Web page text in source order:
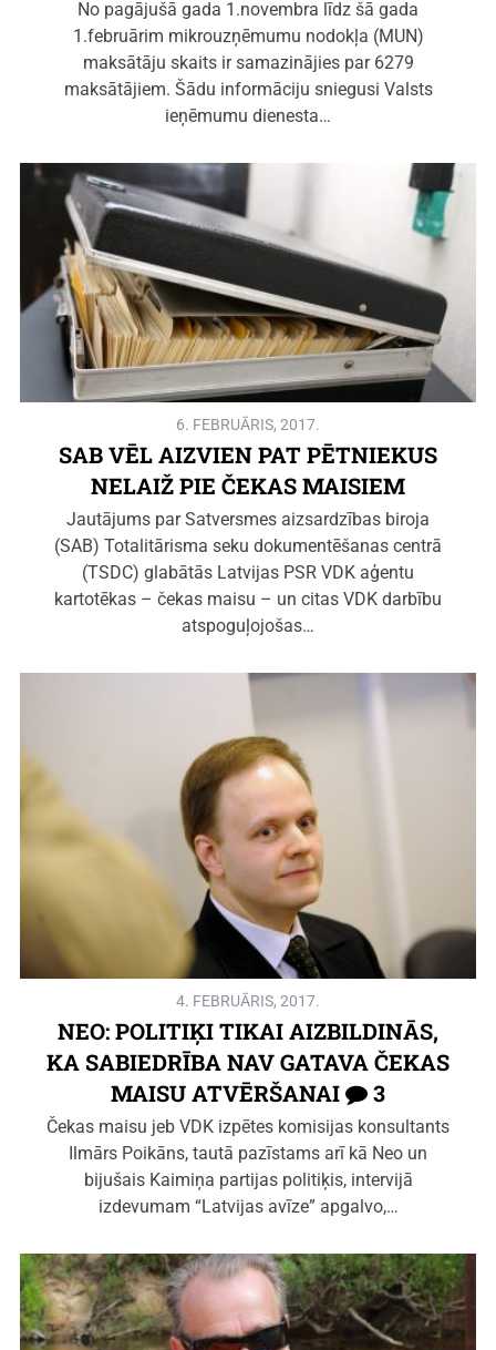
No pagājušā gada 1.novembra līdz šā gada
1.februārim mikrouzņēmumu nodokļa (MUN)
maksātāju skaits ir samazinājies par 6279
maksātājiem. Šādu informāciju sniegusi Valsts
ieņēmumu dienesta…
6. FEBRUĀRIS, 2017.
SAB VĒL AIZVIEN PAT PĒTNIEKUS
NELAIŽ PIE ČEKAS MAISIEM
Jautājums par Satversmes aizsardzības biroja
(SAB) Totalitārisma seku dokumentēšanas centrā
(TSDC) glabātās Latvijas PSR VDK aģentu
kartotēkas – čekas maisu – un citas VDK darbību
atspoguļojošas…
4. FEBRUĀRIS, 2017.
NEO: POLITIĶI TIKAI AIZBILDINĀS,
KA SABIEDRĪBA NAV GATAVA ČEKAS
MAISU ATVĒRŠANAI
3
Čekas maisu jeb VDK izpētes komisijas konsultants
Ilmārs Poikāns, tautā pazīstams arī kā Neo un
bijušais Kaimiņa partijas politiķis, intervijā
izdevumam “Latvijas avīze” apgalvo,…